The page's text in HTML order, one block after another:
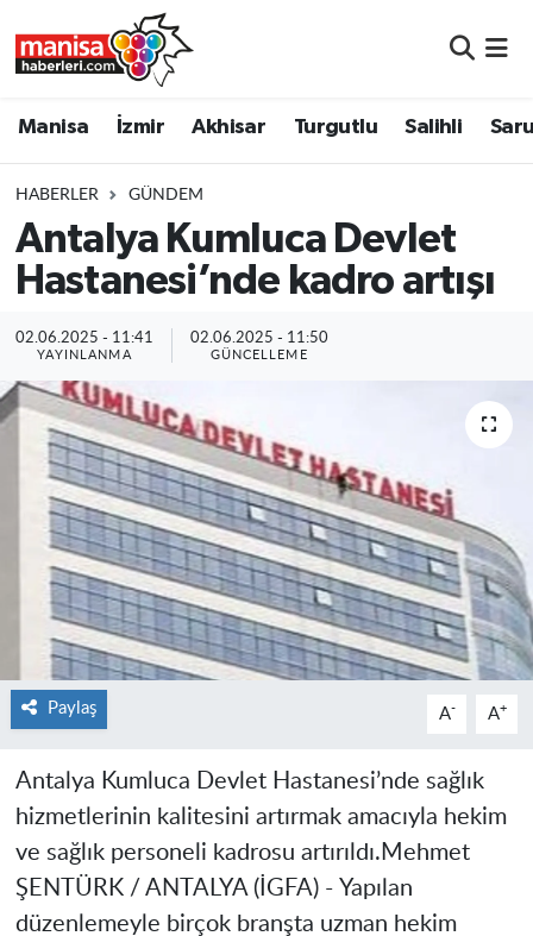
Manisa İzmir Akhisar Turgutlu Salihli
HABERLER GÜNDEM
Antalya Kumluca Devlet
Hastanesi’nde kadro artışı
02.06.2025 - 11:41
YAYINLANMA
02.06.2025 - 11:50
GÜNCELLEME
Paylaş A- A+
Antalya Kumluca Devlet Hastanesi’nde sağlık
hizmetlerinin kalitesini artırmak amacıyla hekim
ve sağlık personeli kadrosu artırıldı. Mehmet
ŞENTÜRK / ANTALYA (İGFA) - Yapılan
düzenlemeyle birçok branşta uzman hekim
Turgutlu
Salihli
Saruhanlı
Soma
Resmi İlanlar
Manisa Nöbetçi Eczaneler
Manisa Trafik Yoğunluk Haritası
Süper Lig Puan Durumu ve Fikstür
Tüm Manşetler
Son Dakika Haberleri
Haber Arşivi